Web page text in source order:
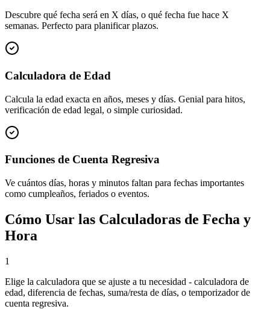
Descubre qué fecha será en X días, o qué fecha fue hace X
semanas. Perfecto para planificar plazos.
Calculadora de Edad
Calcula la edad exacta en años, meses y días. Genial para hitos,
verificación de edad legal, o simple curiosidad.
Funciones de Cuenta Regresiva
Ve cuántos días, horas y minutos faltan para fechas importantes
como cumpleaños, feriados o eventos.
Cómo Usar las Calculadoras de Fecha y
Hora
1
Elige la calculadora que se ajuste a tu necesidad - calculadora de
edad, diferencia de fechas, suma/resta de días, o temporizador de
cuenta regresiva.